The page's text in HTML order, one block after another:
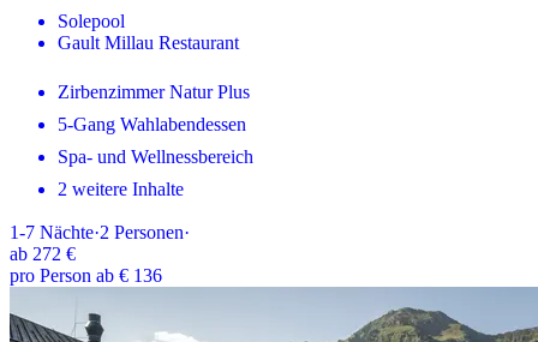
Solepool
Gault Millau Restaurant
Zirbenzimmer Natur Plus
5-Gang Wahlabendessen
Spa- und Wellnessbereich
2 weitere Inhalte
1-7 Nächte·2 Personen·
ab 272 €
pro Person ab € 136